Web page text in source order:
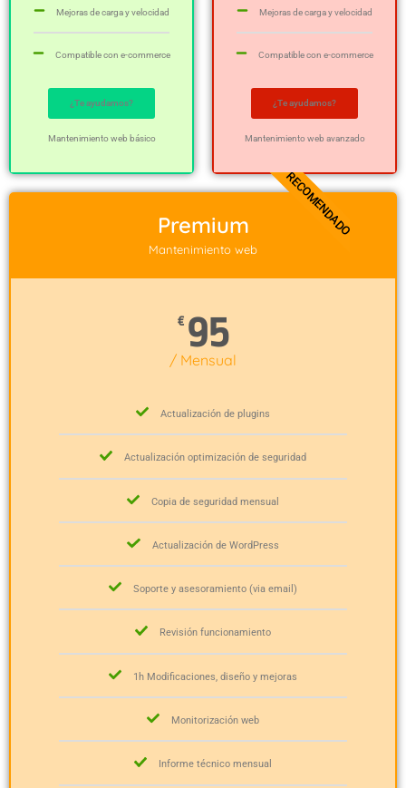
Mejoras de carga y velocidad
Compatible con e-commerce
¿Te ayudamos?
Mantenimiento web básico
Mejoras de carga y velocidad
Compatible con e-commerce
¿Te ayudamos?
Mantenimiento web avanzado
RECOMENDADO
Premium
Mantenimiento web
€ 95
/ Mensual
Actualización de plugins
Actualización optimización de seguridad
Copia de seguridad mensual
Actualización de WordPress
Soporte y asesoramiento (via email)
Revisión funcionamiento
1h Modificaciones, diseño y mejoras
Monitorización web
Informe técnico mensual